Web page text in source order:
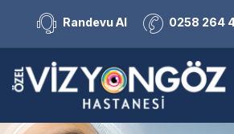
Randevu Al 0258 264